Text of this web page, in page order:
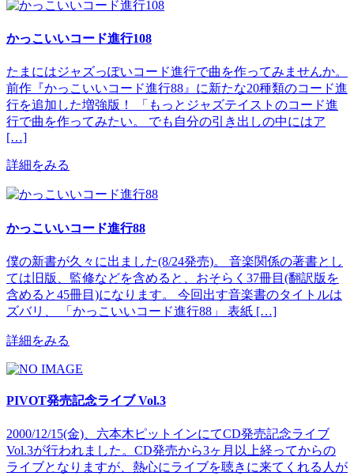
かっこいいコード進行108
たまにはジャズっぽいコード進行で曲を作ってみませんか。
前作『かっこいいコード進行88』に新たな20種類のコード進
行を追加した増強版！ 「もっとジャズテイストのコード進
行で曲を作ってみたい。 でも自分の引き出しの中にはア
[…]
詳細をみる
かっこいいコード進行88
僕の新書が久々に出ました(8/24発売)。 音楽関係の著書とし
ては旧版、監修などを含めると、おそらく37冊目(翻訳版を
含めると45冊目)になります。 今回出す音楽書のタイトルは
ズバリ、 「かっこいいコード進行88」 表紙 […]
詳細をみる
PIVOT発売記念ライブ Vol.3
2000/12/15(金)、六本木ピットインにてCD発売記念ライブ
Vol.3が行われました。CD発売から3ヶ月以上経ってからの
ライブとなりますが、熱心にライブを聴きに来てくれる人が